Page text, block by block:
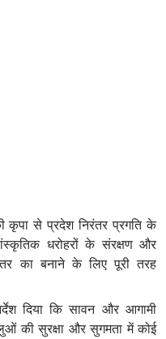
कृपा से प्रदेश निरंतर प्रगति के
धरोहरों के संरक्षण और
का बनाने के लिए पूरी तरह
दिया कि सावन और आगामी
की सुरक्षा और सुगमता में कोई